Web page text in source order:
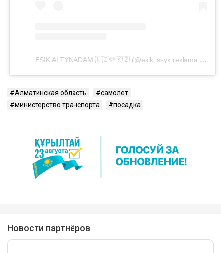
ESIK ALTYNADAM 🇰🇿🩵🇰🇿 (@esik.issyk.reklama.jarnama)'in paylaştığı bir gönderi
Алматинская область
самолет
министерство транспорта
посадка